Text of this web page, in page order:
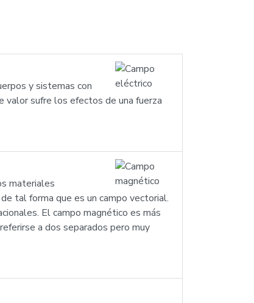
y sistemas con
valor sufre los efectos de una fuerza
materiales
tal forma que es un campo vectorial.
El campo magnético es más
a dos separados pero muy